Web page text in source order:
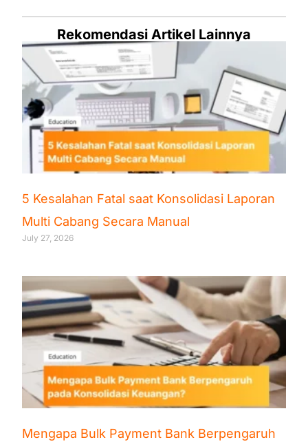
Rekomendasi Artikel Lainnya
5 Kesalahan Fatal saat Konsolidasi Laporan
Multi Cabang Secara Manual
July 27, 2026
Mengapa Bulk Payment Bank Berpengaruh